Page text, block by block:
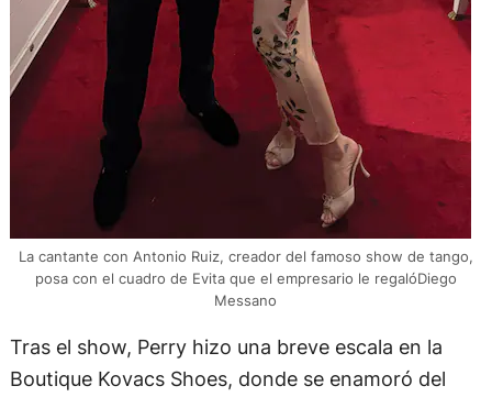
La cantante con Antonio Ruiz, creador del famoso show de tango,
posa con el cuadro de Evita que el empresario le regalóDiego
Messano
Tras el show, Perry hizo una breve escala en la
Boutique Kovacs Shoes, donde se enamoró del